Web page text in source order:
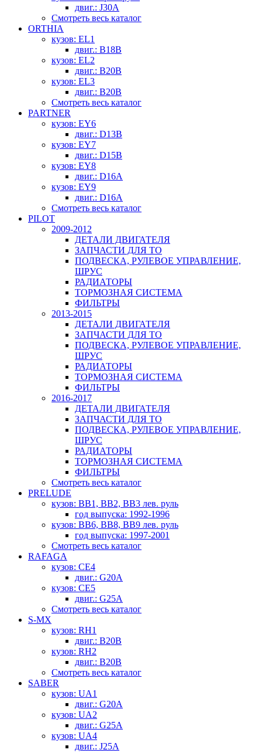
двиг.: J30A
Смотреть весь каталог
ORTHIA
кузов: EL1
двиг.: B18B
кузов: EL2
двиг.: B20B
кузов: EL3
двиг.: B20B
Смотреть весь каталог
PARTNER
кузов: EY6
двиг.: D13B
кузов: EY7
двиг.: D15B
кузов: EY8
двиг.: D16A
кузов: EY9
двиг.: D16A
Смотреть весь каталог
PILOT
2009-2012
ДЕТАЛИ ДВИГАТЕЛЯ
ЗАПЧАСТИ ДЛЯ ТО
ПОДВЕСКА, РУЛЕВОЕ УПРАВЛЕНИЕ,
ШРУС
РАДИАТОРЫ
ТОРМОЗНАЯ СИСТЕМА
ФИЛЬТРЫ
2013-2015
ДЕТАЛИ ДВИГАТЕЛЯ
ЗАПЧАСТИ ДЛЯ ТО
ПОДВЕСКА, РУЛЕВОЕ УПРАВЛЕНИЕ,
ШРУС
РАДИАТОРЫ
ТОРМОЗНАЯ СИСТЕМА
ФИЛЬТРЫ
2016-2017
ДЕТАЛИ ДВИГАТЕЛЯ
ЗАПЧАСТИ ДЛЯ ТО
ПОДВЕСКА, РУЛЕВОЕ УПРАВЛЕНИЕ,
ШРУС
РАДИАТОРЫ
ТОРМОЗНАЯ СИСТЕМА
ФИЛЬТРЫ
Смотреть весь каталог
PRELUDE
кузов: BB1, BB2, BB3 лев. руль
год выпуска: 1992-1996
кузов: BB6, BB8, BB9 лев. руль
год выпуска: 1997-2001
Смотреть весь каталог
RAFAGA
кузов: CE4
двиг.: G20A
кузов: CE5
двиг.: G25A
Смотреть весь каталог
S-MX
кузов: RH1
двиг.: B20B
кузов: RH2
двиг.: B20B
Смотреть весь каталог
SABER
кузов: UA1
двиг.: G20A
кузов: UA2
двиг.: G25A
кузов: UA4
двиг.: J25A